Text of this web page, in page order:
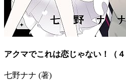
アクマでこれは恋じゃない！（
七野ナナ (著)